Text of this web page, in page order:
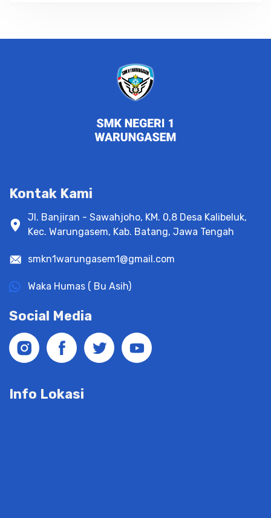
Kontak Kami
Jl. Banjiran - Sawahjoho, KM. 0,8 Desa Kalibeluk,
Kec. Warungasem, Kab. Batang, Jawa Tengah
smkn1warungasem1@gmail.com
Waka Humas ( Bu Asih)
Social Media
Info Lokasi